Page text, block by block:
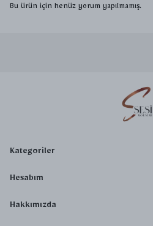
Bu ürün için henüz yorum yapılmamış.
Kategoriler
Hesabım
Hakkımızda